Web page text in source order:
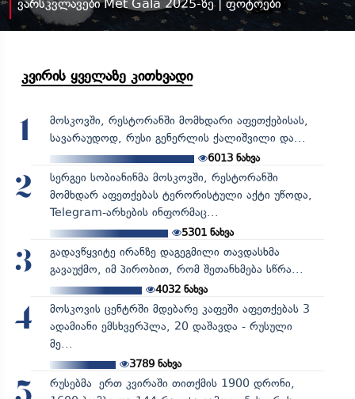
ვარსკვლავები Met Gala 2025-ზე | ფოტოები
კვირის ყველაზე კითხვადი
1
მოსკოვში, რესტორანში მომხდარი აფეთქებისას,
სავარაუდოდ, რუსი გენერლის ქალიშვილი და...
6013 ნახვა
2
სერგეი სობიანინმა მოსკოვში, რესტორანში
მომხდარ აფეთქებას ტერორისტული აქტი უწოდა,
Telegram-არხების ინფორმაც...
5301ნახვა
3
გადავწყვიტე ირანზე დაგეგმილი თავდასხმა
გავაუქმო, იმ პირობით, რომ შეთანხმება სწრა...
4032ნახვა
4
მოსკოვის ცენტრში მდებარე კაფეში აფეთქებას 3
ადამიანი ემსხვერპლა, 20 დაშავდა - რუსული
მე...
3789ნახვა
რუსებმა ერთ კვირაში თითქმის 1900 დრონი,